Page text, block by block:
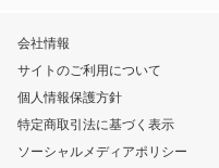
会社情報
サイトのご利用について
個人情報保護方針
特定商取引法に基づく表示
ソーシャルメディアポリシー